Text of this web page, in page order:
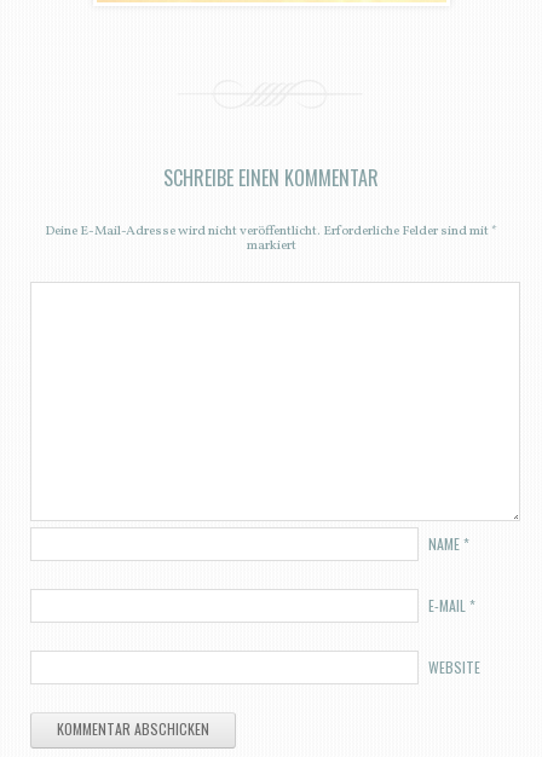
SCHREIBE EINEN KOMMENTAR
Deine E-Mail-Adresse wird nicht veröffentlicht. Erforderliche Felder sind mit*
markiert
NAME*
E-MAIL *
WEBSITE